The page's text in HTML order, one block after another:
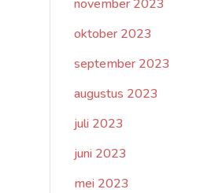
november 2023
oktober 2023
september 2023
augustus 2023
juli 2023
juni 2023
mei 2023